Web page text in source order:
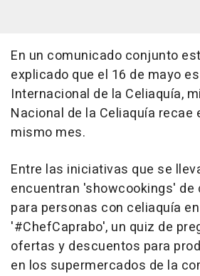
En un comunicado conjunto
explicado que el 16 de mayo
Internacional de la Celiaquía,
Nacional de la Celiaquía recae
mismo mes.
Entre las iniciativas que se
encuentran 'showcookings'
para personas con celiaquía
'#ChefCaprabo', un quiz de
ofertas y descuentos para
en los supermercados de la